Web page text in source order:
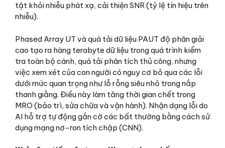
tật khỏi nhiễu phát xạ, cải thiện SNR (tỷ lệ tín hiệu trên
nhiễu).
Phased Array UT và quá tải dữ liệu PAUT độ phân giải
cao tạo ra hàng terabyte dữ liệu trong quá trình kiểm
tra toàn bộ cánh, quá tải phân tích thủ công, nhưng
việc xem xét của con người có nguy cơ bỏ qua các lỗi
dưới mức quan trọng như lỗ rỗng siêu nhỏ trong nắp
thanh giằng. Điều này làm tăng thời gian chết trong
MRO (bảo trì, sửa chữa và vận hành). Nhận dạng lỗi do
AI hỗ trợ tự động gắn cờ các bất thường bằng cách sử
dụng mạng nơ-ron tích chập (CNN).